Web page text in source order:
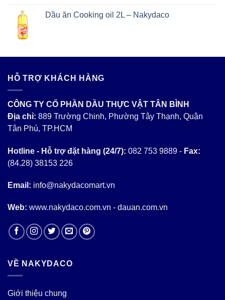
Dầu ăn Cooking oil 2L – Nakydaco
HỖ TRỢ KHÁCH HÀNG
CÔNG TY CỔ PHẦN DẦU THỰC VẬT TÂN BÌNH
Địa chỉ: 889 Trường Chinh, Phường Tây Thạnh, Quận
Tân Phú, TP.HCM
Hotline - Hỗ trợ đặt hàng (24/7): 082 753 9889 - Fax:
(84.28) 38153 226
Email: info@nakydacomart.vn
Web: www.nakydaco.com.vn - dauan.com.vn
VỀ NAKYDACO
Giới thiệu chung